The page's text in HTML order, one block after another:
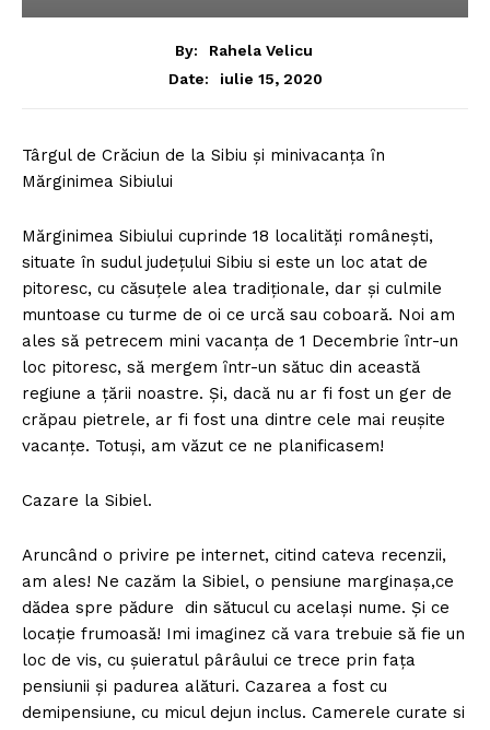
By:
Rahela Velicu
Date:
iulie 15, 2020
Târgul de Crăciun de la Sibiu şi minivacanţa ȋn
Mărginimea Sibiului
Mărginimea Sibiului cuprinde 18 localităţi româneşti,
situate în sudul judeţului Sibiu si este un loc atat de
pitoresc, cu căsuțele alea tradiționale, dar și culmile
muntoase cu turme de oi ce urcă sau coboară. Noi am
ales să petrecem mini vacanţa de 1 Decembrie ȋntr-un
loc pitoresc, să mergem ȋntr-un sătuc din această
regiune a ţării noastre. Şi, dacă nu ar fi fost un ger de
crăpau pietrele, ar fi fost una dintre cele mai reuşite
vacanţe. Totuşi, am văzut ce ne planificasem!
Cazare la Sibiel.
Aruncând o privire pe internet, citind cateva recenzii,
am ales! Ne cazăm la Sibiel, o pensiune marginaşa,ce
dădea spre pădure din sătucul cu acelaşi nume. Şi ce
locaţie frumoasă! Imi imaginez că vara trebuie să fie un
loc de vis, cu şuieratul pârâului ce trece prin faţa
pensiunii şi padurea alături. Cazarea a fost cu
demipensiune, cu micul dejun inclus. Camerele curate si